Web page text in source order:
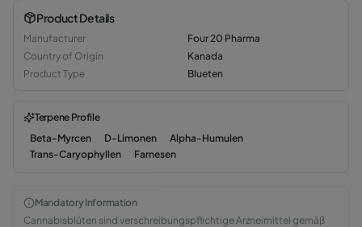
Product Details
Manufacturer
Four 20 Pharma
Country of Origin
Kanada
Product Type
Blueten
Terpene Profile
Beta-Myrcen
D-Limonen
Alpha-Humulen
Trans-Caryophyllen
Farnesen
Mandatory Information
Cannabisblüten sind verschreibungspflichtige Arzneimittel gemäß